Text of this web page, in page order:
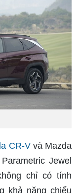
CR-Vvà Mazda
Jewel
chỉ có tính
khả năng chiếu